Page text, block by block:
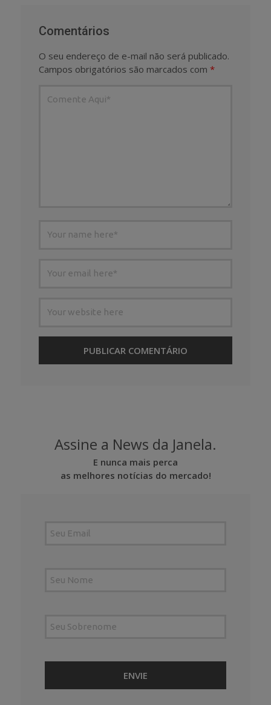
Comentários
O seu endereço de e-mail não será publicado.
Campos obrigatórios são marcados com *
Assine a News da Janela.
E nunca mais perca
as melhores notícias do mercado!